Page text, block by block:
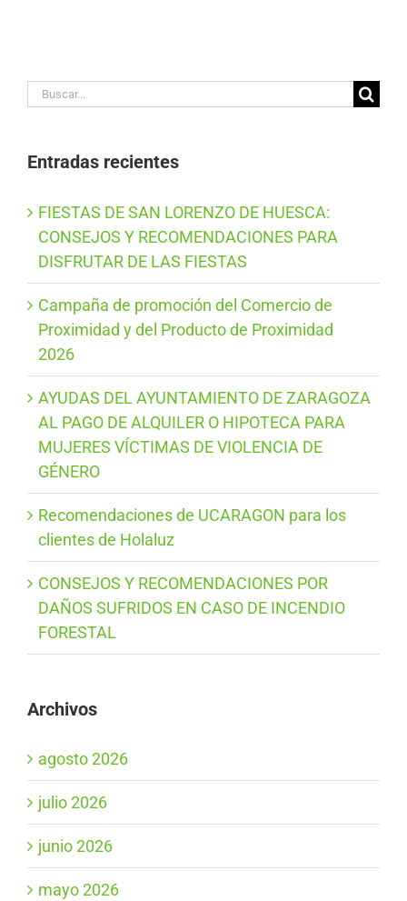
Buscar:
Entradas recientes
FIESTAS DE SAN LORENZO DE HUESCA:
CONSEJOS Y RECOMENDACIONES PARA
DISFRUTAR DE LAS FIESTAS
Campaña de promoción del Comercio de
Proximidad y del Producto de Proximidad
2026
AYUDAS DEL AYUNTAMIENTO DE ZARAGOZA
AL PAGO DE ALQUILER O HIPOTECA PARA
MUJERES VÍCTIMAS DE VIOLENCIA DE
GÉNERO
Recomendaciones de UCARAGON para los
clientes de Holaluz
CONSEJOS Y RECOMENDACIONES POR
DAÑOS SUFRIDOS EN CASO DE INCENDIO
FORESTAL
Archivos
agosto 2026
julio 2026
junio 2026
mayo 2026